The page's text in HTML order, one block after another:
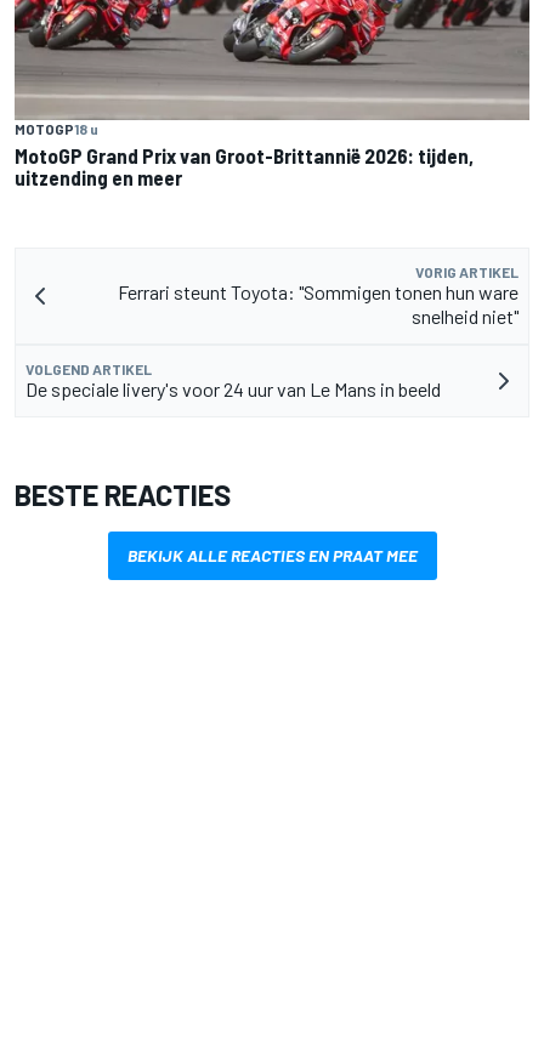
MOTOGP18 u
MotoGP Grand Prix van Groot-Brittannië 2026: tijden,
uitzending en meer
VORIG ARTIKEL
Ferrari steunt Toyota: "Sommigen tonen hun ware
snelheid niet"
VOLGEND ARTIKEL
De speciale livery's voor 24 uur van Le Mans in beeld
BESTE REACTIES
BEKIJK ALLE REACTIES EN PRAAT MEE